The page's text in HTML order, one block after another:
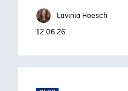
Lavinia Hoesch
12.06.26